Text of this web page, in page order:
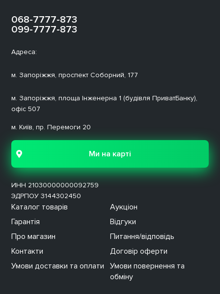
Каталог товарів
Аукціон
Гарантія
Відгуки
Про магазин
Питання/відповідь
Контакти
Договір оферти
Умови доставки та оплати
Умови повернення та
обміну
068-7777-873
099-7777-873
Адреса:
м. Запоріжжя, проспект Соборний, 177
м. Запоріжжя, площа Інженерна 1 (будівля ПриватБанку),
офіс 507
м. Київ, пр. Перемоги 20
Ми на карті
ИНН 21030000000092759
ЭДРПОУ 3144302450